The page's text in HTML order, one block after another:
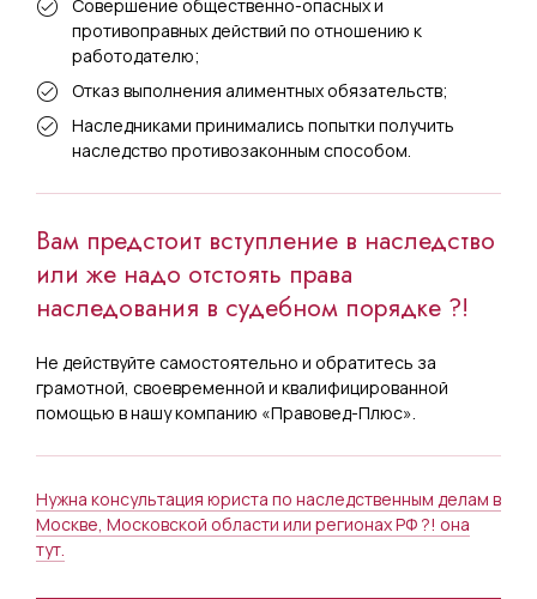
Совершение общественно-опасных и
противоправных действий по отношению к
работодателю;
Отказ выполнения алиментных обязательств;
Наследниками принимались попытки получить
наследство противозаконным способом.
Вам предстоит вступление в наследство
или же надо отстоять права
наследования в судебном порядке ?!
Не действуйте самостоятельно и обратитесь за
грамотной, своевременной и квалифицированной
помощью в нашу компанию «Правовед-Плюс».
Нужна консультация юриста по наследственным делам в
Москве, Московской области или регионах РФ ?! она
тут.